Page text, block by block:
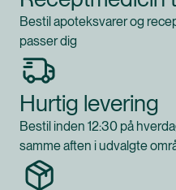
Bestil apoteksvarer og
passer dig
Hurtig levering
Bestil inden 12:30 på
samme aften i udvalgte